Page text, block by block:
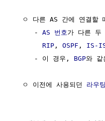
ㅇ 다른 AS 간에 연결할
     -
AS 번호가 다른 두
RIP , OSPF , IS-
     - 이 경우,
BGP와 같
  ㅇ 이전에 사용되던
라우